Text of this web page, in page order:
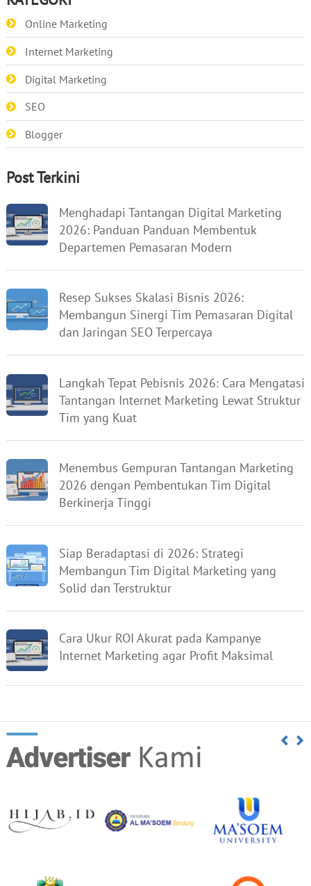
Online Marketing
Internet Marketing
Digital Marketing
SEO
Blogger
Post Terkini
Menghadapi Tantangan Digital Marketing
2026: Panduan Panduan Membentuk
Departemen Pemasaran Modern
Resep Sukses Skalasi Bisnis 2026:
Membangun Sinergi Tim Pemasaran Digital
dan Jaringan SEO Terpercaya
Langkah Tepat Pebisnis 2026: Cara Mengatasi
Tantangan Internet Marketing Lewat Struktur
Tim yang Kuat
Menembus Gempuran Tantangan Marketing
2026 dengan Pembentukan Tim Digital
Berkinerja Tinggi
Siap Beradaptasi di 2026: Strategi
Membangun Tim Digital Marketing yang
Solid dan Terstruktur
Cara Ukur ROI Akurat pada Kampanye
Internet Marketing agar Profit Maksimal